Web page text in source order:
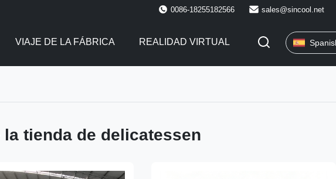
0086-18255182566 sales@sincool.net
VIAJE DE LA FÁBRICA REALIDAD VIRTUAL
tienda de delicatessen